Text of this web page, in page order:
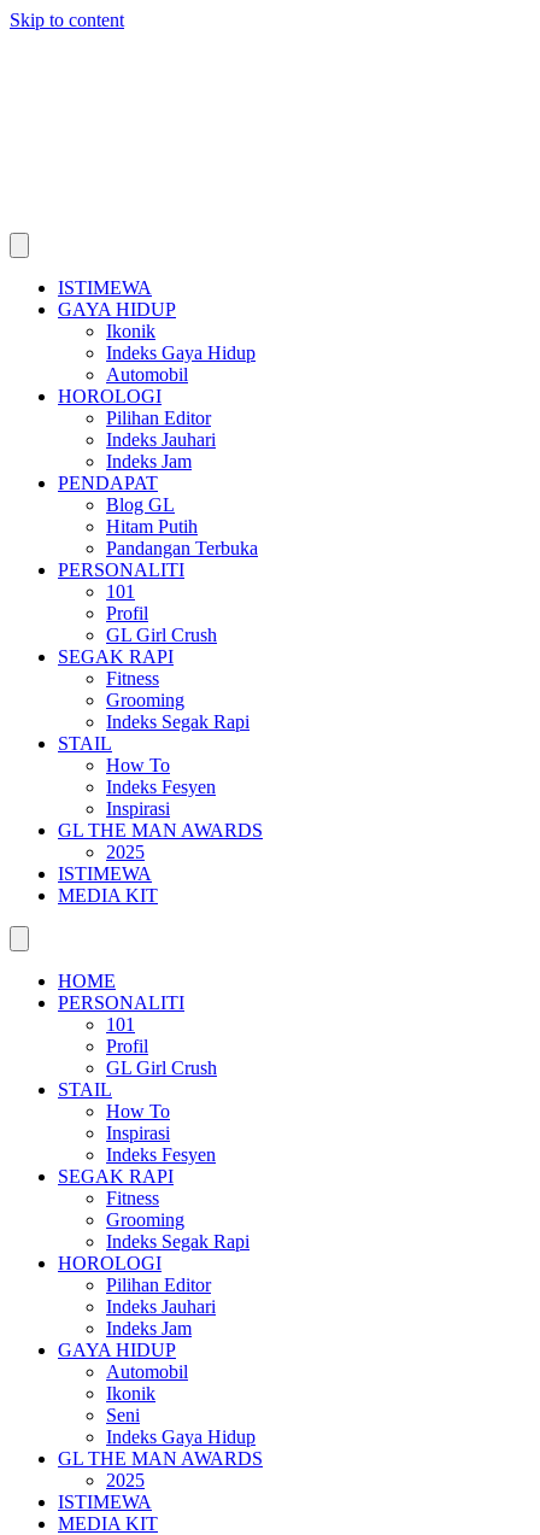
Skip to content
ISTIMEWA
GAYA HIDUP
Ikonik
Indeks Gaya Hidup
Automobil
HOROLOGI
Pilihan Editor
Indeks Jauhari
Indeks Jam
PENDAPAT
Blog GL
Hitam Putih
Pandangan Terbuka
PERSONALITI
101
Profil
GL Girl Crush
SEGAK RAPI
Fitness
Grooming
Indeks Segak Rapi
STAIL
How To
Indeks Fesyen
Inspirasi
GL THE MAN AWARDS
2025
ISTIMEWA
MEDIA KIT
HOME
PERSONALITI
101
Profil
GL Girl Crush
STAIL
How To
Inspirasi
Indeks Fesyen
SEGAK RAPI
Fitness
Grooming
Indeks Segak Rapi
HOROLOGI
Pilihan Editor
Indeks Jauhari
Indeks Jam
GAYA HIDUP
Automobil
Ikonik
Seni
Indeks Gaya Hidup
GL THE MAN AWARDS
2025
ISTIMEWA
MEDIA KIT